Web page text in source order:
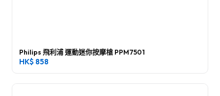
Philips 飛利浦 運動迷你按摩槍 PPM7501
HK$ 858